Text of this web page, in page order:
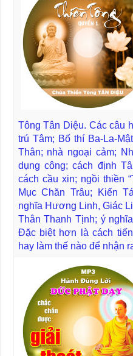
Tông Tân Diệu. Các câu
trú Tâm; Bố thí Ba-La-
Thân; nhà ngoại cảm;
dụng công; cách định
cách cầu xin; ngồi thiền
Mục Chăn Trâu; Kiến
nghĩa Hương Linh, Giác
Thân Thanh Tịnh; ý
Đặc biệt hơn là cách
hay làm thế nào để nhận